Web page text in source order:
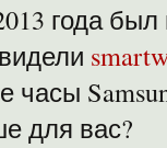
года
для вас?